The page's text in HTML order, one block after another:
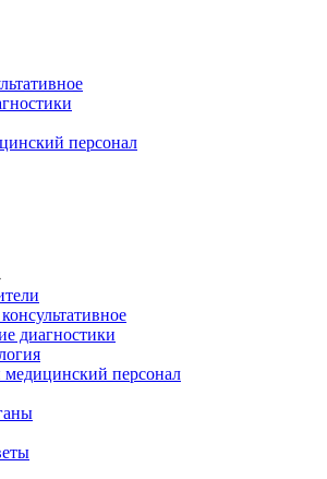
персонал
диагностики
персонал